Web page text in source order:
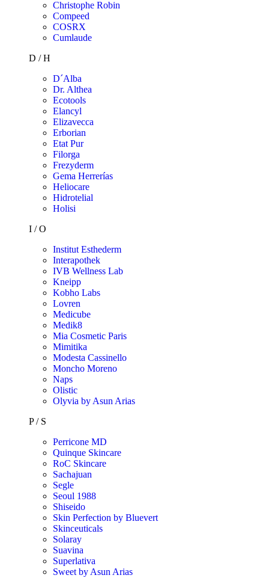
Christophe Robin
Compeed
COSRX
Cumlaude
D / H
D´Alba
Dr. Althea
Ecotools
Elancyl
Elizavecca
Erborian
Etat Pur
Filorga
Frezyderm
Gema Herrerías
Heliocare
Hidrotelial
Holisi
I / O
Institut Esthederm
Interapothek
IVB Wellness Lab
Kneipp
Kobho Labs
Lovren
Medicube
Medik8
Mia Cosmetic Paris
Mimitika
Modesta Cassinello
Moncho Moreno
Naps
Olistic
Olyvia by Asun Arias
P / S
Perricone MD
Quinque Skincare
RoC Skincare
Sachajuan
Segle
Seoul 1988
Shiseido
Skin Perfection by Bluevert
Skinceuticals
Solaray
Suavina
Superlativa
Sweet by Asun Arias